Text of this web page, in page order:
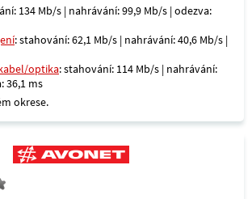
134 Mb/s | nahrávání: 99,9 Mb/s | odezva:
: stahování: 62,1 Mb/s | nahrávání: 40,6 Mb/s |
optika: stahování: 114 Mb/s | nahrávání:
36,1 ms
okrese.